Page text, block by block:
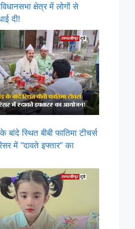
क्षेत्र में लोगों से
दी!
स्थित बीबी फातिमा टीचर्स
में “दावते इफ्तार” का